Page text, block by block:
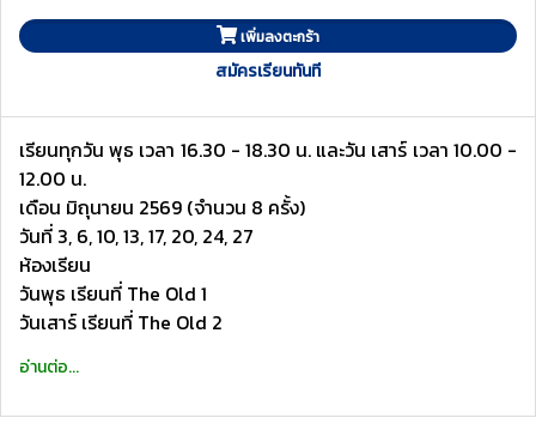
เพิ่มลงตะกร้า
สมัครเรียนทันที
เรียนทุกวัน พุธ เวลา 16.30 - 18.30 น. และวัน เสาร์ เวลา 10.00 -
12.00 น.
เดือน มิถุนายน 2569 (จำนวน 8 ครั้ง)
วันที่ 3, 6, 10, 13, 17, 20, 24, 27
ห้องเรียน
วันพุธ เรียนที่ The Old 1
วันเสาร์ เรียนที่ The Old 2
อ่านต่อ...